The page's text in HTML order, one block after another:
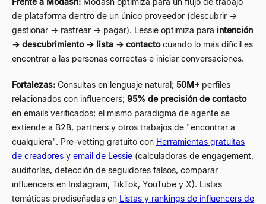
de plataforma dentro de un único proveedor (descubrir →
gestionar → rastrear → pagar). Lessie optimiza para intención
→ descubrimiento → lista → contacto cuando lo más difícil es
encontrar a las personas correctas e iniciar conversaciones.
Fortalezas: Consultas en lenguaje natural; 50M+ perfiles
relacionados con influencers; 95% de precisión de contacto
en emails verificados; el mismo paradigma de agente se
extiende a B2B, partners y otros trabajos de "encontrar a
cualquiera". Pre-vetting gratuito con Herramientas gratuitas
de creadores y email de Lessie (calculadoras de engagement,
auditorías, detección de seguidores falsos, comparar
influencers en Instagram, TikTok, YouTube y X). Listas
temáticas prediseñadas en Listas y rankings de influencers de